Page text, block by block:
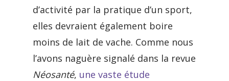
d’activité par la pratique d’un sport,
elles devraient également boire
moins de lait de vache. Comme nous
l’avons naguère signalé dans la revue
Néosanté, une vaste étude